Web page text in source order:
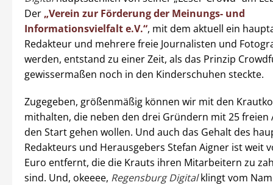
Der „Verein zur Förderung der Meinungs- und
Informationsvielfalt e.V.“, mit dem aktuell ein
Redakteur und mehrere freie Journalisten und
werden, entstand zu einer Zeit, als das Prinzip
gewissermaßen noch in den Kinderschuhen steckte.
Zugegeben, größenmäßig können wir mit den
mithalten, die neben den drei Gründern mit 25 freien
den Start gehen wollen. Und auch das Gehalt des
Redakteurs und Herausgebers Stefan Aigner ist weit
Euro entfernt, die die Krauts ihren Mitarbeitern zu
sind. Und, okeeee, Regensburg Digitalklingt vom